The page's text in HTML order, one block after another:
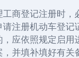
工商登记注册时，
请注册机动车登记
，应依照规定启用
并填补填好有关